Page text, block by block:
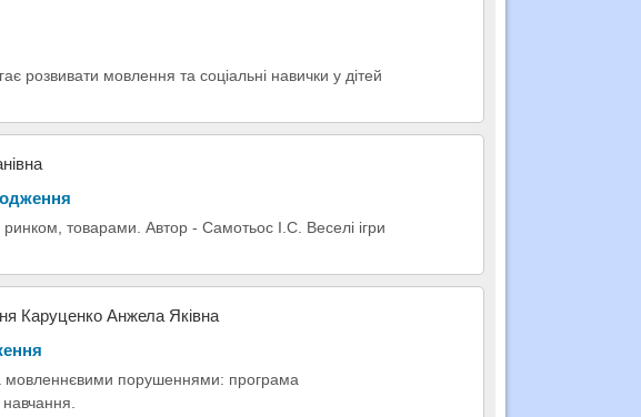
розвивати мовлення та соціальні навички у дітей
товарами. Автор - Самотьос І.С. Веселі ігри
Каруценко Анжела Яківна
мовленнєвими порушеннями: програма